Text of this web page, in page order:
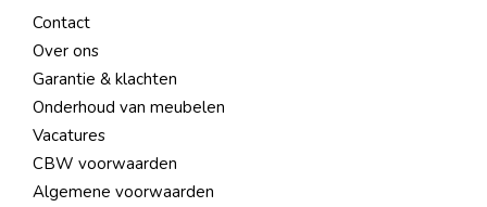
Contact
Over ons
Garantie & klachten
Onderhoud van meubelen
Vacatures
CBW voorwaarden
Algemene voorwaarden